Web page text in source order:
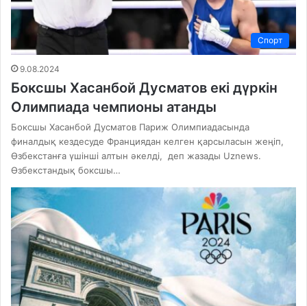
Спорт
9.08.2024
Боксшы Хасанбой Дусматов екі дүркін
Олимпиада чемпионы атанды
Боксшы Хасанбой Дусматов Париж Олимпиадасында
финалдық кездесуде Франциядан келген қарсыласын жеңіп,
Өзбекстанға үшінші алтын әкелді, деп жазады Uznews.
Өзбекстандық боксшы…